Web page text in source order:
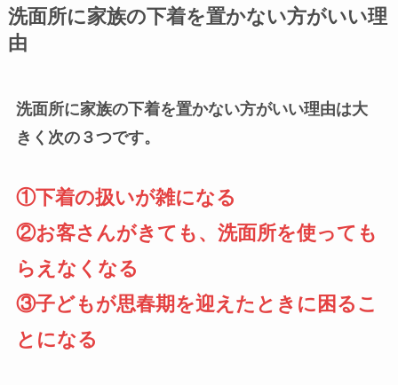
洗面所に家族の下着を置かない方がいい理
由
洗面所に家族の下着を置かない方がいい理由は大
きく次の３つです。
①下着の扱いが雑になる
②お客さんがきても、洗面所を使っても
らえなくなる
③子どもが思春期を迎えたときに困るこ
とになる